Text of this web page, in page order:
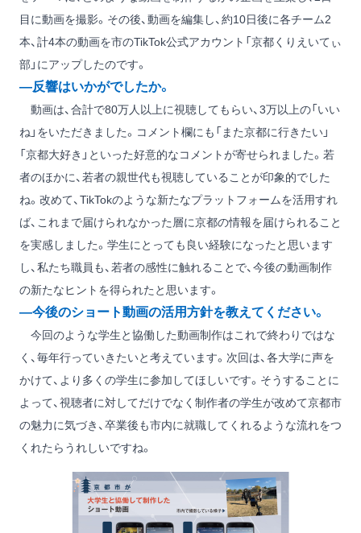
目に動画を撮影。その後、動画を編集し、約10日後に各チーム2
本、計4本の動画を市のTikTok公式アカウント「京都くりえいてぃ
部」にアップしたのです。
―反響はいかがでしたか。
動画は、合計で80万人以上に視聴してもらい、3万以上の「いい
ね」をいただきました。コメント欄にも「また京都に行きたい」
「京都大好き」といった好意的なコメントが寄せられました。若
者のほかに、若者の親世代も視聴していることが印象的でした
ね。改めて、TikTokのような新たなプラットフォームを活用すれ
ば、これまで届けられなかった層に京都の情報を届けられること
を実感しました。学生にとっても良い経験になったと思います
し、私たち職員も、若者の感性に触れることで、今後の動画制作
の新たなヒントを得られたと思います。
―今後のショート動画の活用方針を教えてください。
今回のような学生と協働した動画制作はこれで終わりではな
く、毎年行っていきたいと考えています。次回は、各大学に声を
かけて、より多くの学生に参加してほしいです。そうすることに
よって、視聴者に対してだけでなく制作者の学生が改めて京都市
の魅力に気づき、卒業後も市内に就職してくれるような流れをつ
くれたらうれしいですね。